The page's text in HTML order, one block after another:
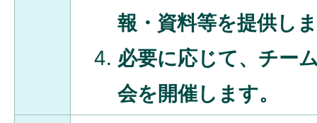
報・資料等を提供し
必要に応じて、チー
会を開催します。